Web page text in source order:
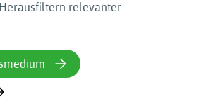
relevanter